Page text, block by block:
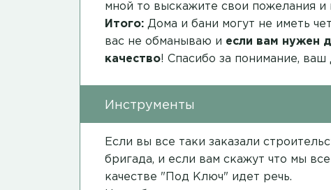
мной то выскажите свои пожелания и
Итого: Дома и бани могут не иметь
вас не обманываю и если вам нужен
качество! Спасибо за понимание,
Инструменты
Если вы все таки заказали
бригада, и если вам скажут что мы
качестве "Под Ключ" идет речь.